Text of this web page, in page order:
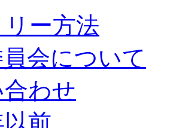
ー方法
会について
わせ
以前